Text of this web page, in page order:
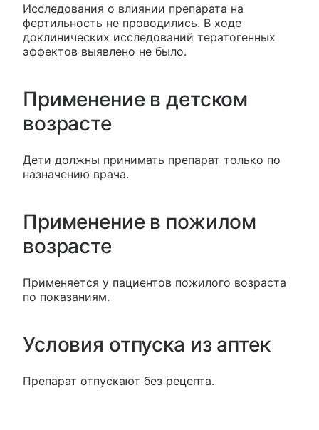
Исследования о влиянии препарата на
фертильность не проводились. В ходе
доклинических исследований тератогенных
эффектов выявлено не было.
Применение в детском
возрасте
Дети должны принимать препарат только по
назначению врача.
Применение в пожилом
возрасте
Применяется у пациентов пожилого возраста
по показаниям.
Условия отпуска из аптек
Препарат отпускают без рецепта.